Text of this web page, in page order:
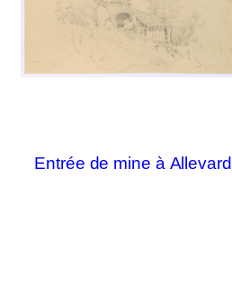
Entrée de mine à Allevard